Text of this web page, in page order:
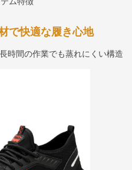
で快適な履き心地
時間の作業でも蒸れにくい構造